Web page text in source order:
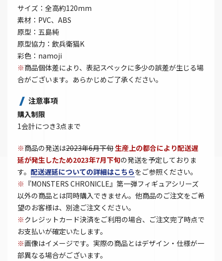
サイズ：全高約120mm
素材：PVC、ABS
原型：五島純
原型協力：飲兵衛猫K
彩色：namoji
※商品個体差により、表記スペックに多少の誤差が生じる場
合がございます。あらかじめご了承ください。
注意事項
購入制限
1会計につき3点まで
※商品の発送は2023年6月下旬生産上の都合により配送遅
延が発生したため2023年7月下旬の発送を予定しておりま
す。 配送遅延についての詳細はこちらをご参照ください。
※ 『MONSTERS CHRONICLE』第一弾フィギュアシリーズ
以外の商品とは同時購入できません。他商品のご注文をご希
望のお客様は、別途ご注文ください。
※クレジットカード決済をご利用の場合、ご注文完了時点で
お支払いが確定いたします。
※画像はイメージです。実際の商品とはデザイン・仕様が一
部異なる場合がございます。